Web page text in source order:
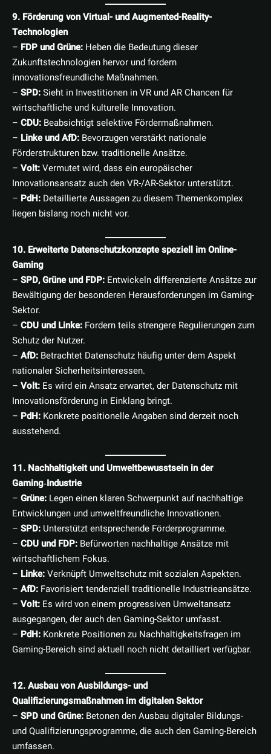
9. Förderung von Virtual- und Augmented-Reality-
Technologien
– FDP und Grüne: Heben die Bedeutung dieser
Zukunftstechnologien hervor und fordern
innovationsfreundliche Maßnahmen.
– SPD:Sieht in Investitionen in VR und AR Chancen für
wirtschaftliche und kulturelle Innovation.
– CDU: Beabsichtigt selektive Fördermaßnahmen.
– Linke und AfD: Bevorzugen verstärkt nationale
Förderstrukturen bzw. traditionelle Ansätze.
– Volt:Vermutet wird, dass ein europäischer
Innovationsansatz auch den VR-/AR-Sektor unterstützt.
– PdH: Detaillierte Aussagen zu diesem Themenkomplex
liegen bislang noch nicht vor.
10. Erweiterte Datenschutzkonzepte speziell im Online-
Gaming
– SPD, Grüne und FDP: Entwickeln differenzierte Ansätze zur
Bewältigung der besonderen Herausforderungen im Gaming-
Sektor.
– CDU und Linke: Fordern teils strengere Regulierungen zum
Schutz der Nutzer.
– AfD: Betrachtet Datenschutz häufig unter dem Aspekt
nationaler Sicherheitsinteressen.
– Volt: Es wird ein Ansatz erwartet, der Datenschutz mit
Innovationsförderung in Einklang bringt.
– PdH: Konkrete positionelle Angaben sind derzeit noch
ausstehend.
11. Nachhaltigkeit und Umweltbewusstsein in der
Gaming‑Industrie
– Grüne: Legen einen klaren Schwerpunkt auf nachhaltige
Entwicklungen und umweltfreundliche Innovationen.
– SPD: Unterstützt entsprechende Förderprogramme.
– CDU und FDP: Befürworten nachhaltige Ansätze mit
wirtschaftlichem Fokus.
– Linke:Verknüpft Umweltschutz mit sozialen Aspekten.
– AfD: Favorisiert tendenziell traditionelle Industrieansätze.
– Volt: Es wird von einem progressiven Umweltansatz
ausgegangen, der auch den Gaming-Sektor umfasst.
– PdH: Konkrete Positionen zu Nachhaltigkeitsfragen im
Gaming-Bereich sind aktuell noch nicht detailliert verfügbar.
12. Ausbau von Ausbildungs- und
Qualifizierungsmaßnahmen im digitalen Sektor
– SPD und Grüne: Betonen den Ausbau digitaler Bildungs-
und Qualifizierungsprogramme, die auch den Gaming-Bereich
umfassen.